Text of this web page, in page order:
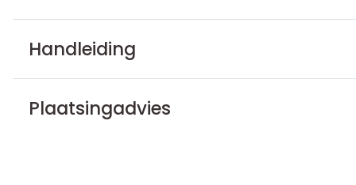
Handleiding
Plaatsingadvies